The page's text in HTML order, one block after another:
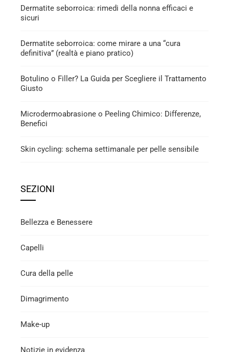
Dermatite seborroica: rimedi della nonna efficaci e
sicuri
Dermatite seborroica: come mirare a una “cura
definitiva” (realtà e piano pratico)
Botulino o Filler? La Guida per Scegliere il Trattamento
Giusto
Microdermoabrasione o Peeling Chimico: Differenze,
Benefici
Skin cycling: schema settimanale per pelle sensibile
SEZIONI
Bellezza e Benessere
Capelli
Cura della pelle
Dimagrimento
Make-up
Notizie in evidenza